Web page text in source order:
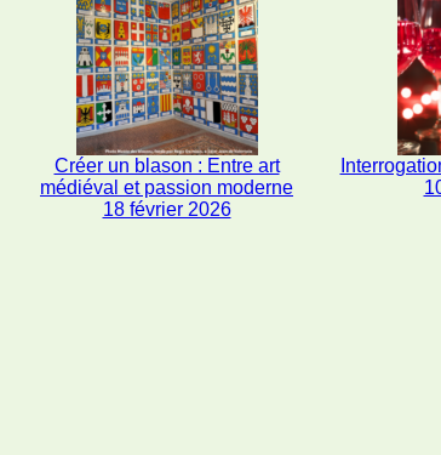
Créer un blason : Entre art
médiéval et passion moderne
18 février 2026